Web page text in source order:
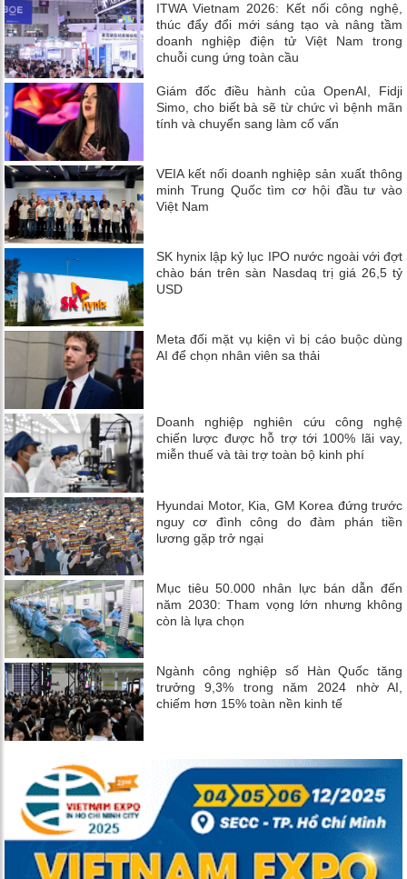
ITWA Vietnam 2026: Kết nối công nghệ,
thúc đẩy đổi mới sáng tạo và nâng tầm
doanh nghiệp điện tử Việt Nam trong
chuỗi cung ứng toàn cầu
Giám đốc điều hành của OpenAI, Fidji
Simo, cho biết bà sẽ từ chức vì bệnh mãn
tính và chuyển sang làm cố vấn
VEIA kết nối doanh nghiệp sản xuất thông
minh Trung Quốc tìm cơ hội đầu tư vào
Việt Nam
SK hynix lập kỷ lục IPO nước ngoài với đợt
chào bán trên sàn Nasdaq trị giá 26,5 tỷ
USD
Meta đối mặt vụ kiện vì bị cáo buộc dùng
AI để chọn nhân viên sa thải
Doanh nghiệp nghiên cứu công nghệ
chiến lược được hỗ trợ tới 100% lãi vay,
miễn thuế và tài trợ toàn bộ kinh phí
Hyundai Motor, Kia, GM Korea đứng trước
nguy cơ đình công do đàm phán tiền
lương gặp trở ngại
Mục tiêu 50.000 nhân lực bán dẫn đến
năm 2030: Tham vọng lớn nhưng không
còn là lựa chọn
Ngành công nghiệp số Hàn Quốc tăng
trưởng 9,3% trong năm 2024 nhờ AI,
chiếm hơn 15% toàn nền kinh tế